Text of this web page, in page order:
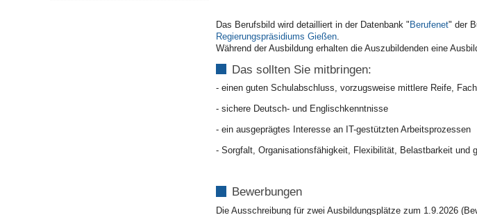
Das Berufsbild wird detailliert in der Datenbank " Berufenet" der
Regierungspräsidiums Gießen.
Während der Ausbildung erhalten die Auszubildenden eine
Das sollten Sie mitbringen:
- einen guten Schulabschluss, vorzugsweise mittlere Reife,
- sichere Deutsch- und Englischkenntnisse
- ein ausgeprägtes Interesse an IT-gestützten Arbeitsprozessen
- Sorgfalt, Organisationsfähigkeit, Flexibilität, Belastbarkeit und
Bewerbungen
Die Ausschreibung für zwei Ausbildungsplätze zum 1.9.2026